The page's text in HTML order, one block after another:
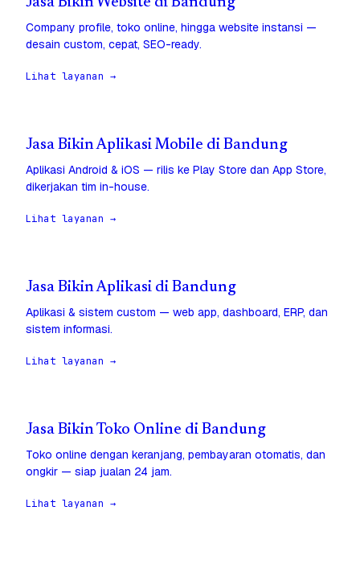
Company profile, toko online, hingga website instansi —
desain custom, cepat, SEO-ready.
Lihat layanan →
Jasa Bikin Aplikasi Mobile di Bandung
Aplikasi Android & iOS — rilis ke Play Store dan App Store,
dikerjakan tim in-house.
Lihat layanan →
Jasa Bikin Aplikasi di Bandung
Aplikasi & sistem custom — web app, dashboard, ERP, dan
sistem informasi.
Lihat layanan →
Jasa Bikin Toko Online di Bandung
Toko online dengan keranjang, pembayaran otomatis, dan
ongkir — siap jualan 24 jam.
Lihat layanan →